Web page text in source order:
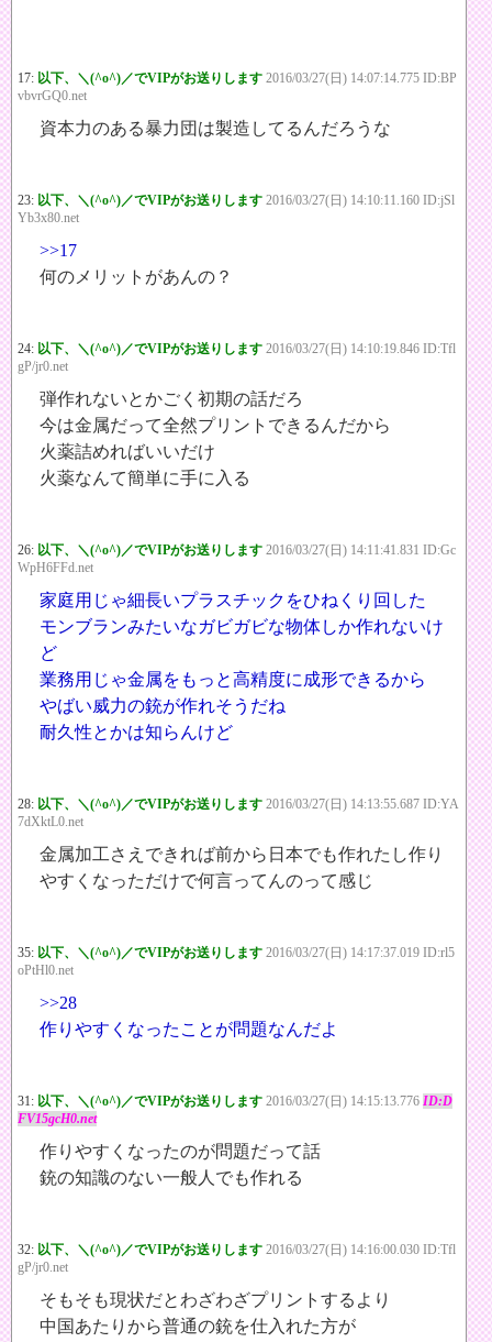
17: 以下、＼(^o^)／でVIPがお送りします 2016/03/27(日) 14:07:14.775 ID:BP
vbvrGQ0.net
資本力のある暴力団は製造してるんだろうな
23: 以下、＼(^o^)／でVIPがお送りします 2016/03/27(日) 14:10:11.160 ID:jSl
Yb3x80.net
>>17
何のメリットがあんの？
24: 以下、＼(^o^)／でVIPがお送りします 2016/03/27(日) 14:10:19.846 ID:Tfl
gP/jr0.net
弾作れないとかごく初期の話だろ
今は金属だって全然プリントできるんだから
火薬詰めればいいだけ
火薬なんて簡単に手に入る
26: 以下、＼(^o^)／でVIPがお送りします 2016/03/27(日) 14:11:41.831 ID:Gc
WpH6FFd.net
家庭用じゃ細長いプラスチックをひねくり回した
モンブランみたいなガビガビな物体しか作れないけ
ど
業務用じゃ金属をもっと高精度に成形できるから
やばい威力の銃が作れそうだね
耐久性とかは知らんけど
28: 以下、＼(^o^)／でVIPがお送りします 2016/03/27(日) 14:13:55.687 ID:YA
7dXktL0.net
金属加工さえできれば前から日本でも作れたし作り
やすくなっただけで何言ってんのって感じ
35: 以下、＼(^o^)／でVIPがお送りします 2016/03/27(日) 14:17:37.019 ID:rl5
oPtHl0.net
>>28
作りやすくなったことが問題なんだよ
31: 以下、＼(^o^)／でVIPがお送りします 2016/03/27(日) 14:15:13.776 ID:D
FV15gcH0.net
作りやすくなったのが問題だって話
銃の知識のない一般人でも作れる
32: 以下、＼(^o^)／でVIPがお送りします 2016/03/27(日) 14:16:00.030 ID:Tfl
gP/jr0.net
そもそも現状だとわざわざプリントするより
中国あたりから普通の銃を仕入れた方が